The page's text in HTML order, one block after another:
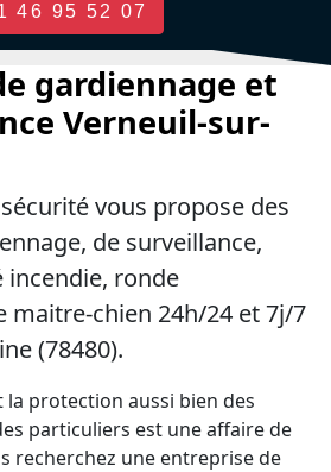
46 95 52 07
gardiennage et
Verneuil-sur-
vous propose des
de surveillance,
incendie, ronde
maitre-chien 24h/24 et 7j/7
(78480).
la protection aussi bien des
particuliers est une affaire de
recherchez une entreprise de